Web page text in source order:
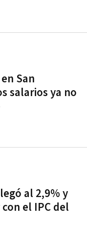
San
salarios ya no
al 2,9% y
el IPC del